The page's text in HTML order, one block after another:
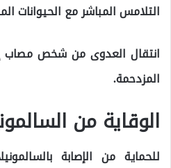
التلامس المباشر مع الحيوانات
انتقال العدوى من شخص مصاب
المزدحمة.
الوقاية من
للحماية من الإصابة